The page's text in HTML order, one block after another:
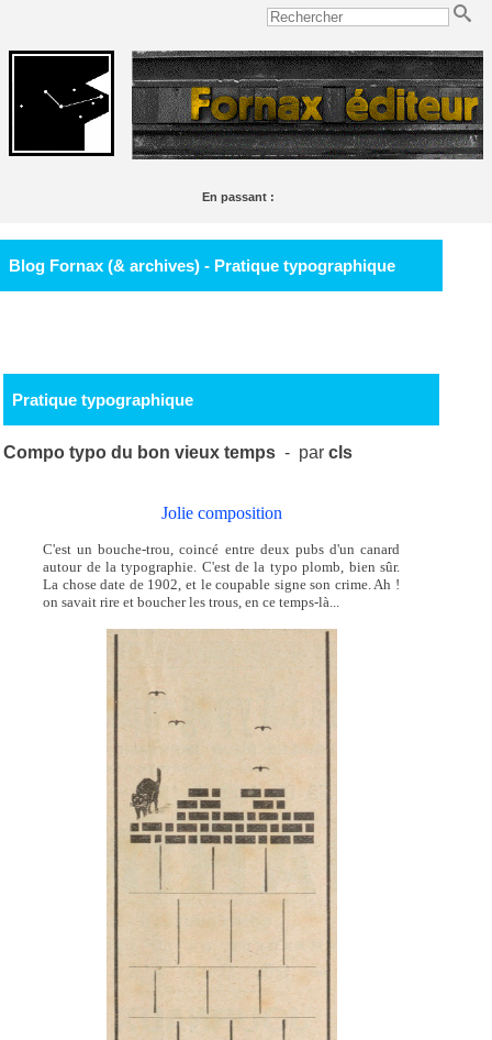
En passant :
Blog Fornax (& archives) - Pratique typographique
Pratique typographique
Compo typo du bon vieux temps - parcls
Jolie composition
C'est un bouche-trou, coincé entre deux pubs d'un canard
autour de la typographie. C'est de la typo plomb, bien sûr.
La chose date de 1902, et le coupable signe son crime. Ah !
on savait rire et boucher les trous, en ce temps-là...